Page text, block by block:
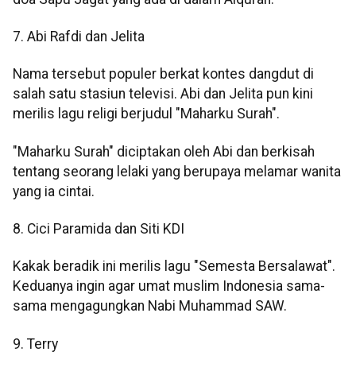
7. Abi Rafdi dan Jelita
Nama tersebut populer berkat kontes dangdut di
salah satu stasiun televisi. Abi dan Jelita pun kini
merilis lagu religi berjudul "Maharku Surah".
"Maharku Surah" diciptakan oleh Abi dan berkisah
tentang seorang lelaki yang berupaya melamar wanita
yang ia cintai.
8. Cici Paramida dan Siti KDI
Kakak beradik ini merilis lagu "Semesta Bersalawat".
Keduanya ingin agar umat muslim Indonesia sama-
sama mengagungkan Nabi Muhammad SAW.
9. Terry